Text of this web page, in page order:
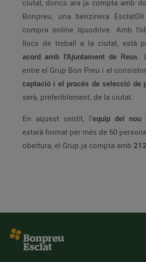
ciutat, doncs ara ja compta amb
Bonpreu, una benzinera
compra online Iquodrive. Amb
llocs de treball a la ciutat, està
acord amb l’Ajuntament de Reus.
entre el Grup Bon Preu i el
captació i el procés de selecció de
serà, preferiblement, de la ciutat.
En aquest sentit, l’equip del nou
estarà format per més de 60
obertura, el Grup ja compta amb